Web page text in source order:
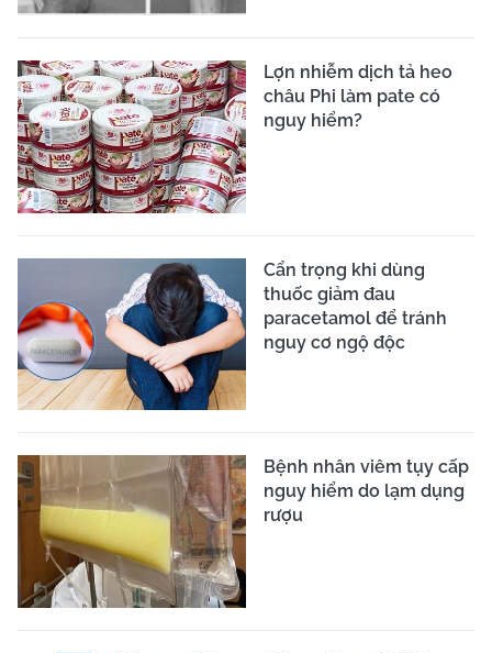
Lợn nhiễm dịch tả heo
châu Phi làm pate có
nguy hiểm?
Cẩn trọng khi dùng
thuốc giảm đau
paracetamol để tránh
nguy cơ ngộ độc
Bệnh nhân viêm tụy cấp
nguy hiểm do lạm dụng
rượu